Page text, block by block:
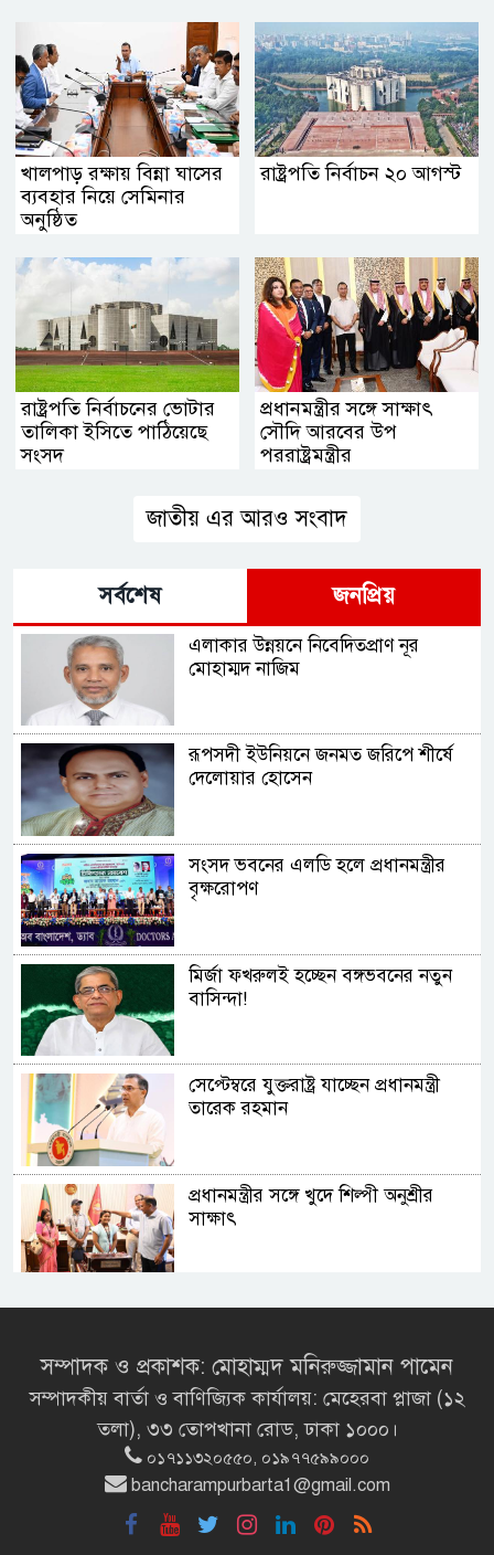
খালপাড় রক্ষায় বিন্না ঘাসের
ব্যবহার নিয়ে সেমিনার
অনুষ্ঠিত
রাষ্ট্রপতি নির্বাচন ২০ আগস্ট
রাষ্ট্রপতি নির্বাচনের ভোটার
তালিকা ইসিতে পাঠিয়েছে
সংসদ
প্রধানমন্ত্রীর সঙ্গে সাক্ষাৎ
সৌদি আরবের উপ
পররাষ্ট্রমন্ত্রীর
জাতীয় এর আরও সংবাদ
সর্বশেষ জনপ্রিয়
এলাকার উন্নয়নে নিবেদিতপ্রাণ নূর
মোহাম্মদ নাজিম
রূপসদী ইউনিয়নে জনমত জরিপে শীর্ষে
দেলোয়ার হোসেন
সংসদ ভবনের এলডি হলে প্রধানমন্ত্রীর
বৃক্ষরোপণ
মির্জা ফখরুলই হচ্ছেন বঙ্গভবনের নতুন
বাসিন্দা!
সেপ্টেম্বরে যুক্তরাষ্ট্র যাচ্ছেন প্রধানমন্ত্রী
তারেক রহমান
প্রধানমন্ত্রীর সঙ্গে খুদে শিল্পী অনুশ্রীর
সাক্ষাৎ
খালপাড় রক্ষায় বিন্না ঘাসের ব্যবহার
রাষ্ট্রপতি নির্বাচনের ভোটার তালিকা
সম্পাদক ও প্রকাশক: মোহাম্মদ মনিরুজ্জামান পামেন
সম্পাদকীয় বার্তা ও বাণিজ্যিক কার্যালয়: মেহেরবা প্লাজা (১২
তলা), ৩৩ তোপখানা রোড, ঢাকা ১০০০।
০১৭১১৩২০৫৫০, ০১৯৭৭৫৯৯০০০
bancharampurbarta1@gmail.com